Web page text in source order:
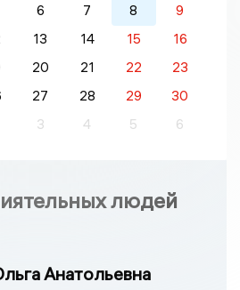
6 7 8
9
13 14 15
16
20 21 22
23
27 28 29
30
3 4 5 6
людей
Анатольевна